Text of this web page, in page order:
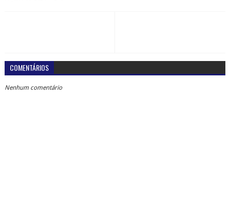
COMENTÁRIOS
Nenhum comentário